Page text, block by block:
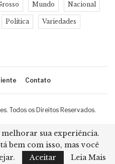
Mundo Nacional
Política Variedades
Contato
Todos os Direitos Reservados.
Ricard Cristian
melhorar sua experiência.
bem com isso, mas você
Aceitar Leia Mais